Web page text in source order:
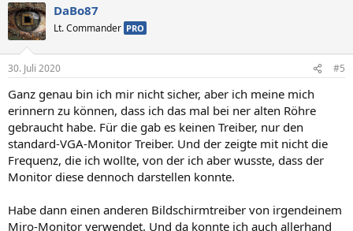
DaBo87
Lt. Commander PRO
30. Juli 2020 #5
Ganz genau bin ich mir nicht sicher, aber ich meine mich
erinnern zu können, dass ich das mal bei ner alten Röhre
gebraucht habe. Für die gab es keinen Treiber, nur den
standard-VGA-Monitor Treiber. Und der zeigte mit nicht die
Frequenz, die ich wollte, von der ich aber wusste, dass der
Monitor diese dennoch darstellen konnte.
Habe dann einen anderen Bildschirmtreiber von irgendeinem
Miro-Monitor verwendet. Und da konnte ich auch allerhand